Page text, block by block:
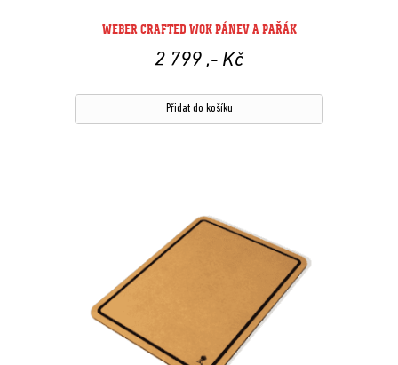
WEBER CRAFTED WOK PÁNEV A PAŘÁK
2 799 ,- Kč
Přidat do košíku